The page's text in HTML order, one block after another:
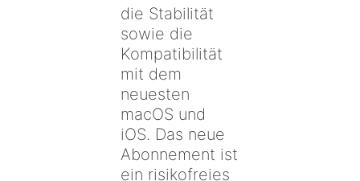
die Stabilität
sowie die
Kompatibilität
mit dem
neuesten
macOS und
iOS. Das neue
Abonnement ist
ein risikofreies